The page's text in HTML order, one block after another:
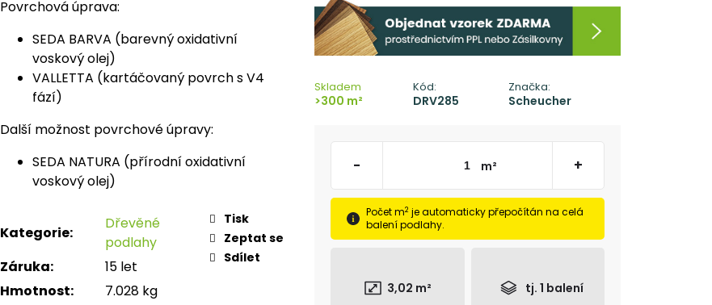
Skladem
>300 m²
Kód:
DRV285
Značka:
Scheucher
- m² +
Počet m2 je automaticky přepočítán na celá
balení podlahy.
3,02 m² tj. 1 balení
Povrchová úprava:
SEDA BARVA (barevný oxidativní
voskový olej)
VALLETTA (kartáčovaný povrch s V4
fází)
Další možnost povrchové úpravy:
SEDA NATURA (přírodní oxidativní
voskový olej)
Kategorie:
Dřevěné
podlahy
Záruka:
15 let
Hmotnost:
7.028 kg
Tisk
Zeptat se
Sdílet